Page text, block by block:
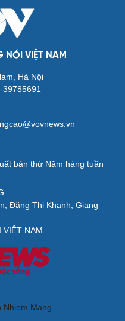
Câu chuyện thời sự
Đọc truyện đêm khuya
Hạt giống tâm hồn
NÓI VIỆT NAM
Hà Nội
bản thứ Năm hàng tuần
Đặng Thị Khanh, Giang
NAM